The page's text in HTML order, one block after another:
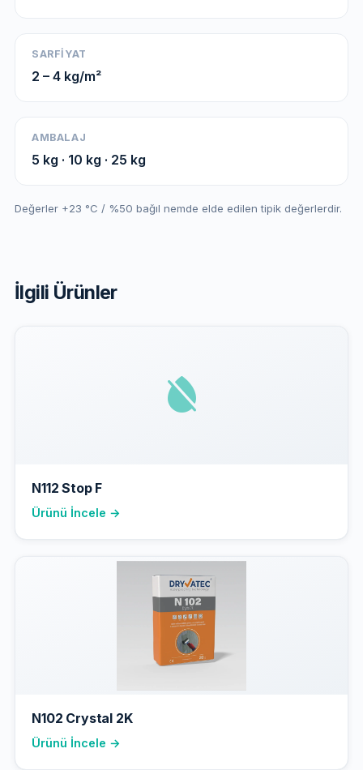
SARFIYAT
2 – 4 kg/m²
AMBALAJ
5 kg · 10 kg · 25 kg
Değerler +23 °C / %50 bağıl nemde elde edilen tipik değerlerdir.
İlgili Ürünler
N112 Stop F
Ürünü İncele →
N102 Crystal 2K
Ürünü İncele →